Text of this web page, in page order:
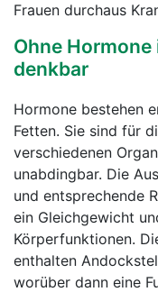
Frauen durchaus
Ohne
denkbar
Hormone bestehen
Fetten. Sie sind für
verschiedenen
unabdingbar. Die
und entsprechende
ein Gleichgewicht
Körperfunktionen.
enthalten
worüber dann eine